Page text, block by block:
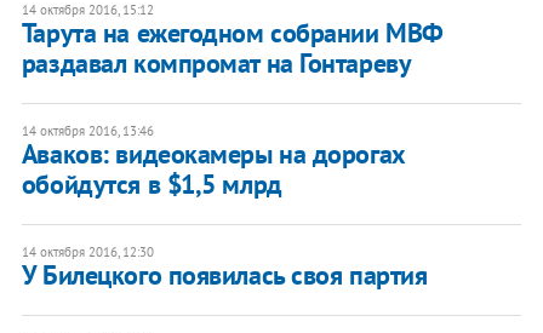
14 октября 2016, 15:12
Тарута на ежегодном собрании МВФ
раздавал компромат на Гонтареву
14 октября 2016, 13:46
Аваков: видеокамеры на дорогах
обойдутся в $1,5 млрд
14 октября 2016, 12:30
У Билецкого появилась своя партия